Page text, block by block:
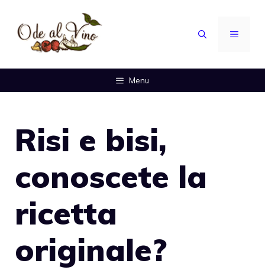
contenuto
MENU
Menu
Risi e bisi,
conoscete la
ricetta
originale?